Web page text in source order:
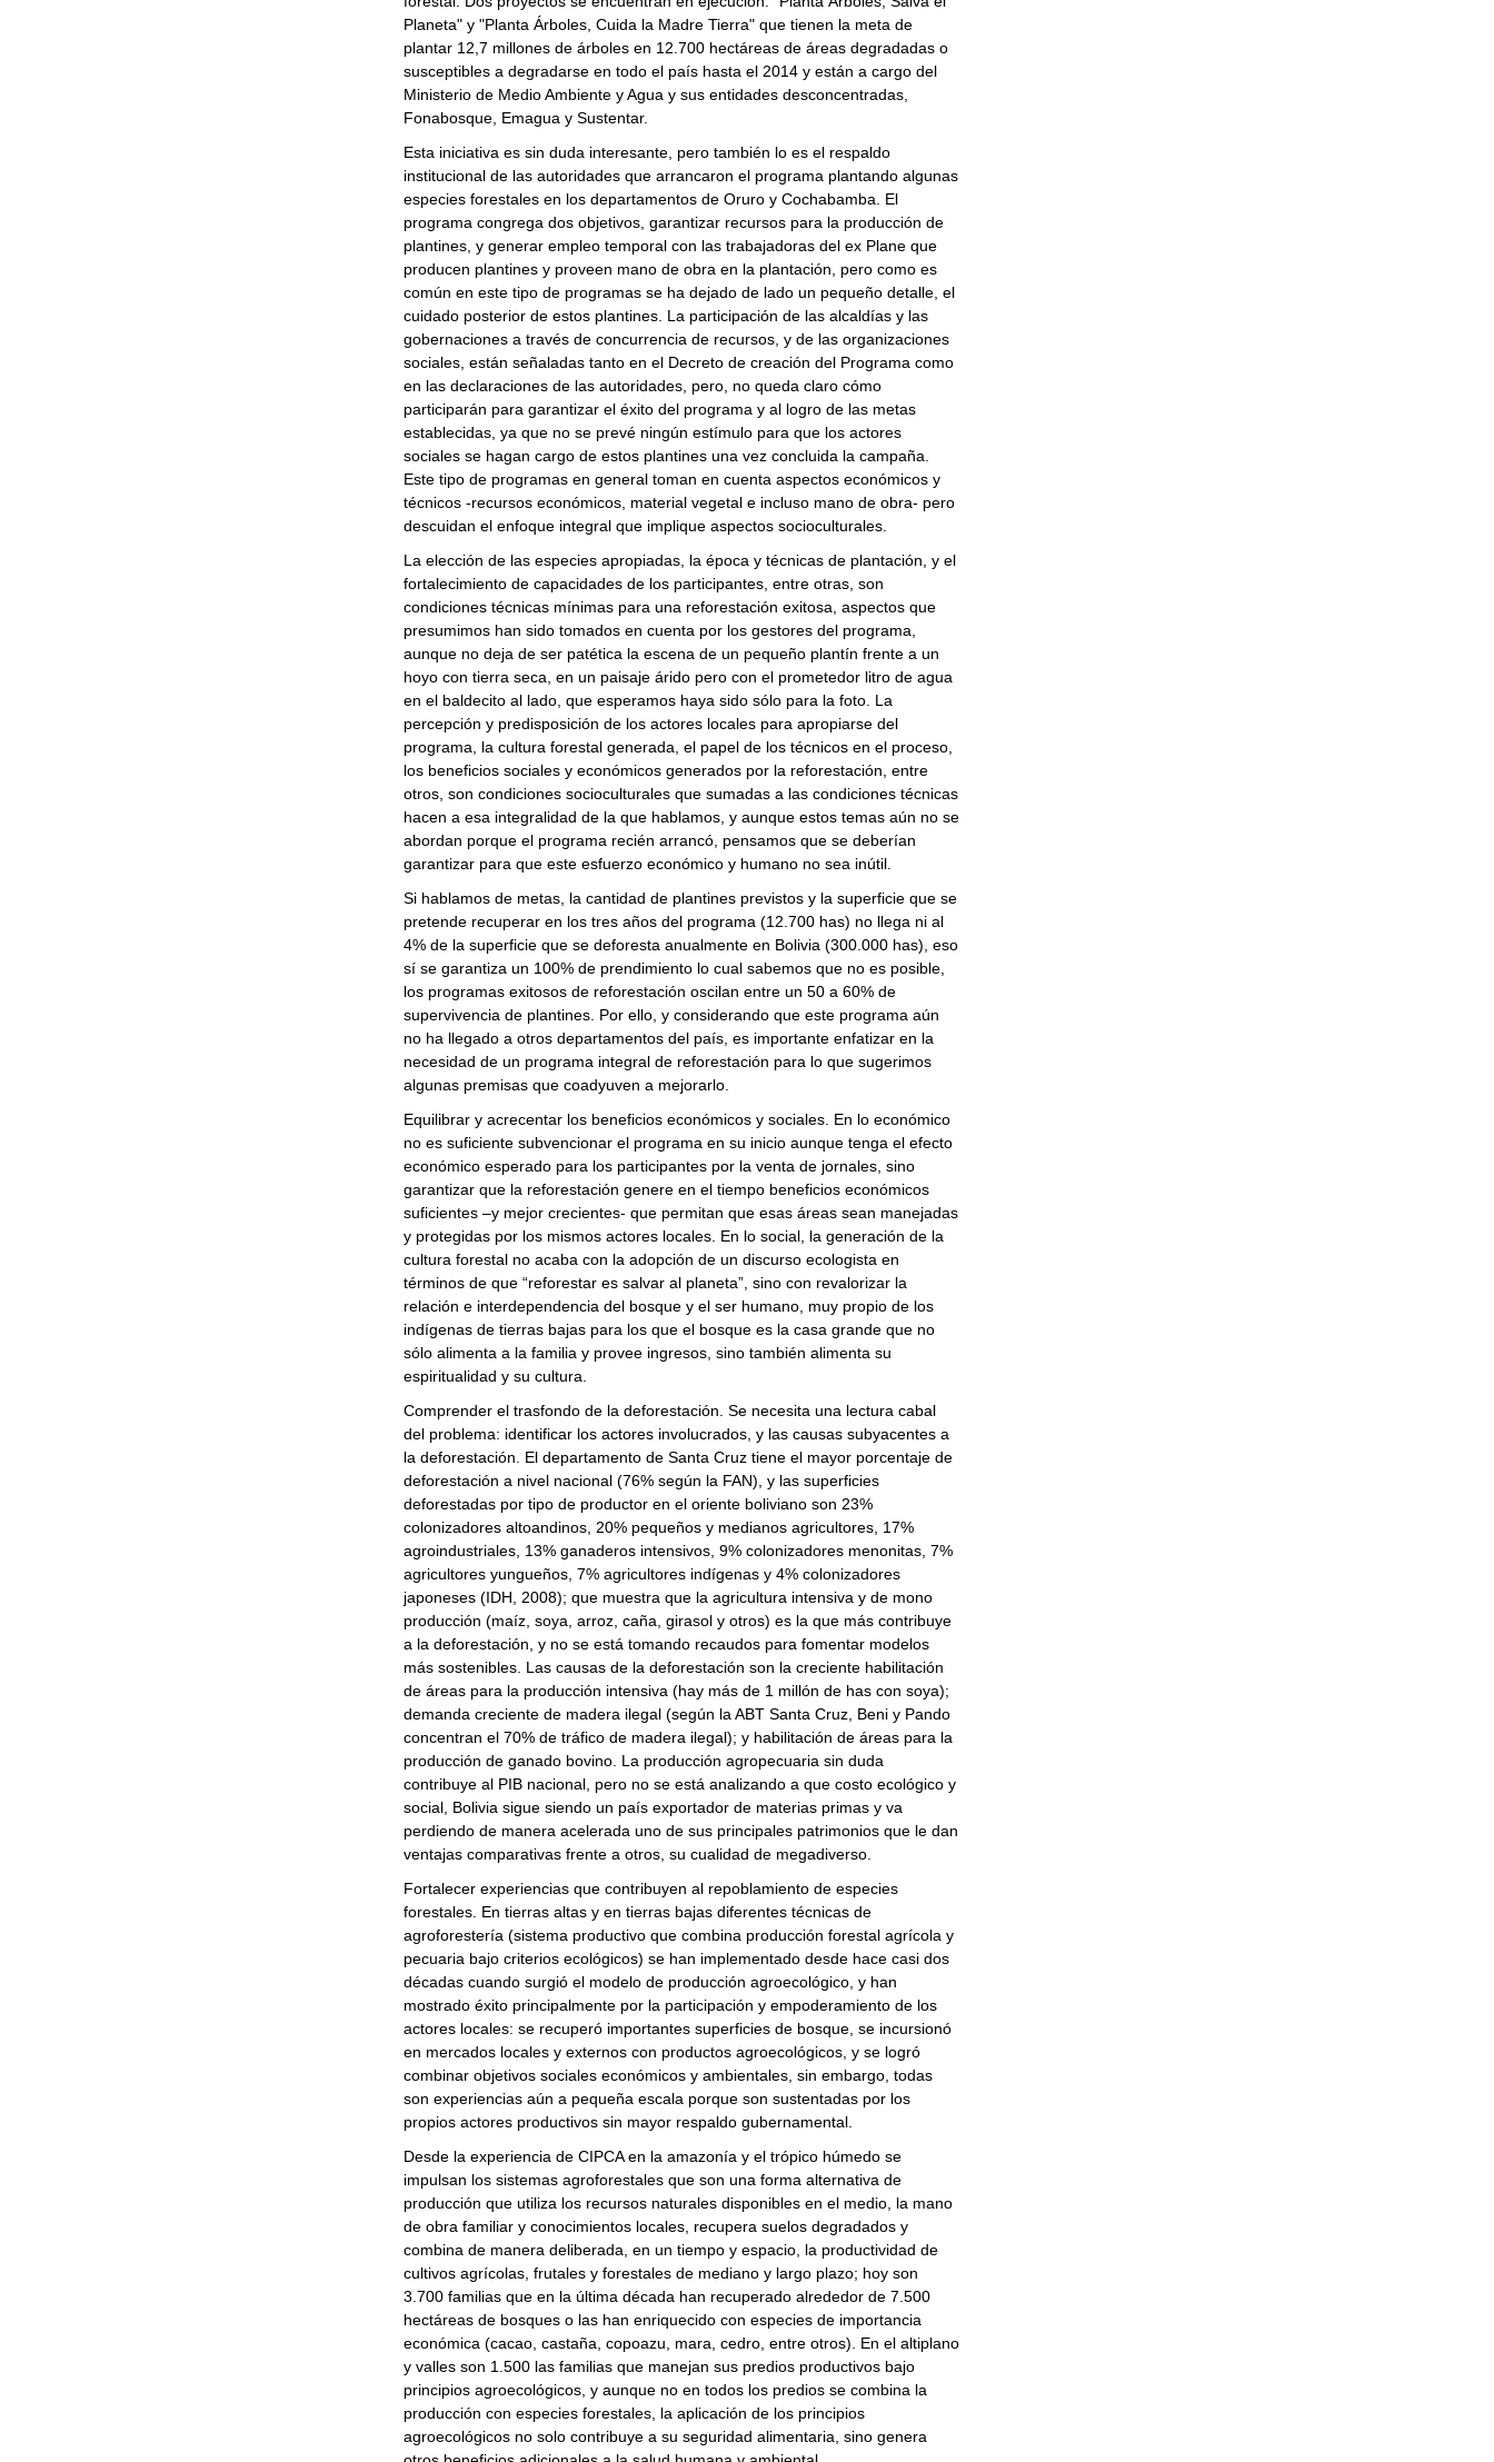
Planeta" y "Planta Árboles, Cuida la Madre Tierra" que tienen la meta de
plantar 12,7 millones de árboles en 12.700 hectáreas de áreas degradadas o
susceptibles a degradarse en todo el país hasta el 2014 y están a cargo del
Ministerio de Medio Ambiente y Agua y sus entidades desconcentradas,
Fonabosque, Emagua y Sustentar.
Esta iniciativa es sin duda interesante, pero también lo es el respaldo
institucional de las autoridades que arrancaron el programa plantando algunas
especies forestales en los departamentos de Oruro y Cochabamba. El
programa congrega dos objetivos, garantizar recursos para la producción de
plantines, y generar empleo temporal con las trabajadoras del ex Plane que
producen plantines y proveen mano de obra en la plantación, pero como es
común en este tipo de programas se ha dejado de lado un pequeño detalle, el
cuidado posterior de estos plantines. La participación de las alcaldías y las
gobernaciones a través de concurrencia de recursos, y de las organizaciones
sociales, están señaladas tanto en el Decreto de creación del Programa como
en las declaraciones de las autoridades, pero, no queda claro cómo
participarán para garantizar el éxito del programa y al logro de las metas
establecidas, ya que no se prevé ningún estímulo para que los actores
sociales se hagan cargo de estos plantines una vez concluida la campaña.
Este tipo de programas en general toman en cuenta aspectos económicos y
técnicos -recursos económicos, material vegetal e incluso mano de obra- pero
descuidan el enfoque integral que implique aspectos socioculturales.
La elección de las especies apropiadas, la época y técnicas de plantación, y el
fortalecimiento de capacidades de los participantes, entre otras, son
condiciones técnicas mínimas para una reforestación exitosa, aspectos que
presumimos han sido tomados en cuenta por los gestores del programa,
aunque no deja de ser patética la escena de un pequeño plantín frente a un
hoyo con tierra seca, en un paisaje árido pero con el prometedor litro de agua
en el baldecito al lado, que esperamos haya sido sólo para la foto. La
percepción y predisposición de los actores locales para apropiarse del
programa, la cultura forestal generada, el papel de los técnicos en el proceso,
los beneficios sociales y económicos generados por la reforestación, entre
otros, son condiciones socioculturales que sumadas a las condiciones técnicas
hacen a esa integralidad de la que hablamos, y aunque estos temas aún no se
abordan porque el programa recién arrancó, pensamos que se deberían
garantizar para que este esfuerzo económico y humano no sea inútil.
Si hablamos de metas, la cantidad de plantines previstos y la superficie que se
pretende recuperar en los tres años del programa (12.700 has) no llega ni al
4% de la superficie que se deforesta anualmente en Bolivia (300.000 has), eso
sí se garantiza un 100% de prendimiento lo cual sabemos que no es posible,
los programas exitosos de reforestación oscilan entre un 50 a 60% de
supervivencia de plantines. Por ello, y considerando que este programa aún
no ha llegado a otros departamentos del país, es importante enfatizar en la
necesidad de un programa integral de reforestación para lo que sugerimos
algunas premisas que coadyuven a mejorarlo.
Equilibrar y acrecentar los beneficios económicos y sociales. En lo económico
no es suficiente subvencionar el programa en su inicio aunque tenga el efecto
económico esperado para los participantes por la venta de jornales, sino
garantizar que la reforestación genere en el tiempo beneficios económicos
suficientes –y mejor crecientes- que permitan que esas áreas sean manejadas
y protegidas por los mismos actores locales. En lo social, la generación de la
cultura forestal no acaba con la adopción de un discurso ecologista en
términos de que “reforestar es salvar al planeta”, sino con revalorizar la
relación e interdependencia del bosque y el ser humano, muy propio de los
indígenas de tierras bajas para los que el bosque es la casa grande que no
sólo alimenta a la familia y provee ingresos, sino también alimenta su
espiritualidad y su cultura.
Comprender el trasfondo de la deforestación. Se necesita una lectura cabal
del problema: identificar los actores involucrados, y las causas subyacentes a
la deforestación. El departamento de Santa Cruz tiene el mayor porcentaje de
deforestación a nivel nacional (76% según la FAN), y las superficies
deforestadas por tipo de productor en el oriente boliviano son 23%
colonizadores altoandinos, 20% pequeños y medianos agricultores, 17%
agroindustriales, 13% ganaderos intensivos, 9% colonizadores menonitas, 7%
agricultores yungueños, 7% agricultores indígenas y 4% colonizadores
japoneses (IDH, 2008); que muestra que la agricultura intensiva y de mono
producción (maíz, soya, arroz, caña, girasol y otros) es la que más contribuye
a la deforestación, y no se está tomando recaudos para fomentar modelos
más sostenibles. Las causas de la deforestación son la creciente habilitación
de áreas para la producción intensiva (hay más de 1 millón de has con soya);
demanda creciente de madera ilegal (según la ABT Santa Cruz, Beni y Pando
concentran el 70% de tráfico de madera ilegal); y habilitación de áreas para la
producción de ganado bovino. La producción agropecuaria sin duda
contribuye al PIB nacional, pero no se está analizando a que costo ecológico y
social, Bolivia sigue siendo un país exportador de materias primas y va
perdiendo de manera acelerada uno de sus principales patrimonios que le dan
ventajas comparativas frente a otros, su cualidad de megadiverso.
Fortalecer experiencias que contribuyen al repoblamiento de especies
forestales. En tierras altas y en tierras bajas diferentes técnicas de
agroforestería (sistema productivo que combina producción forestal agrícola y
pecuaria bajo criterios ecológicos) se han implementado desde hace casi dos
décadas cuando surgió el modelo de producción agroecológico, y han
mostrado éxito principalmente por la participación y empoderamiento de los
actores locales: se recuperó importantes superficies de bosque, se incursionó
en mercados locales y externos con productos agroecológicos, y se logró
combinar objetivos sociales económicos y ambientales, sin embargo, todas
son experiencias aún a pequeña escala porque son sustentadas por los
propios actores productivos sin mayor respaldo gubernamental.
Desde la experiencia de CIPCA en la amazonía y el trópico húmedo se
impulsan los sistemas agroforestales que son una forma alternativa de
producción que utiliza los recursos naturales disponibles en el medio, la mano
de obra familiar y conocimientos locales, recupera suelos degradados y
combina de manera deliberada, en un tiempo y espacio, la productividad de
cultivos agrícolas, frutales y forestales de mediano y largo plazo; hoy son
3.700 familias que en la última década han recuperado alrededor de 7.500
hectáreas de bosques o las han enriquecido con especies de importancia
económica (cacao, castaña, copoazu, mara, cedro, entre otros). En el altiplano
y valles son 1.500 las familias que manejan sus predios productivos bajo
principios agroecológicos, y aunque no en todos los predios se combina la
producción con especies forestales, la aplicación de los principios
agroecológicos no solo contribuye a su seguridad alimentaria, sino genera